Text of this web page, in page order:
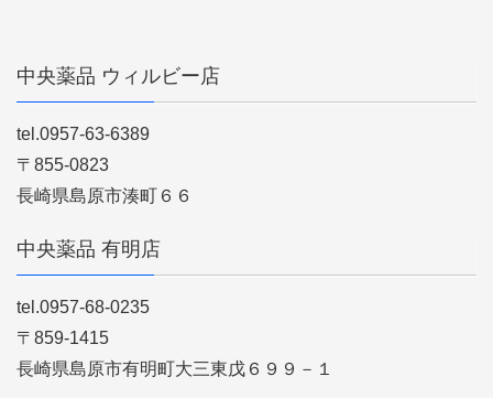
中央薬品 ウィルビー店
tel.0957-63-6389
〒855-0823
長崎県島原市湊町６６
中央薬品 有明店
tel.0957-68-0235
〒859-1415
長崎県島原市有明町大三東戊６９９－１